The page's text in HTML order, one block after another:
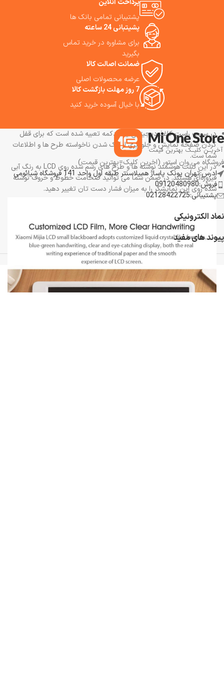
نیازهای چندین سناریو مانند جلسه و دفتر، یادداشت های یادگیری، صفحه
پیام خانواده روزانه و غیره را برآورده کند.
کاغذ دیجیتالی 13.5 اینچی دارای یک دکمه برای پاک کردن کامل صفحه
در سمت راست کاغذ دیجیتالی یک دکمه تعبیه شده است که برای قفل
کردن صفحه نمایش و جلوگیری از پاک شدن ناخواسته طرح ها و اطلاعات
شما ست.
در این تبلت هوشمند نوشته ها و طرح های رسم شده روی LCD به رنگ آبی
فیروزه‌ای هستند. در ضمن شما می توانید ضخامت خطوط و حروف نوشته
شده روی این نمایشگر را به میزان فشار دست تان تغییر دهید.
کودکان، دانش آموزان،
دانشجویان، معلمان، استادان
دانشگاه و غیره می باشد و بسیار
آسان طراحی شده است .کاغذهای
دیجیتالی شیائومی مصرف باتری
استفاده از این تخته سیاه دیجیتالی
را به شما پیشنهاد می کنیم.
پرداخت آنلاین
پشتیبانی تمامی بانک ها
پشیتبانی 24 ساعته
برای مشاوره در خرید تماس
بگیرید
ضمانت اصالت کالا
عرضه محصولات اصلی
7 روز مهلت بازگشت کالا
با خیال آسوده خرید کنید
فروشگاه می وان استور (اخرین کلیک=بهترین قیمت)
ادرس:تهران پونک پاساژ همیلاسنتر طبقه اول واحد 141 فروشگاه شیائومی
فروش:09120480980
پشتیبانی:02128422725
نماد الکترونیکی
پیوند های مفید
تمامی حقوق برای فروشگاه می وان استور محفوظ است